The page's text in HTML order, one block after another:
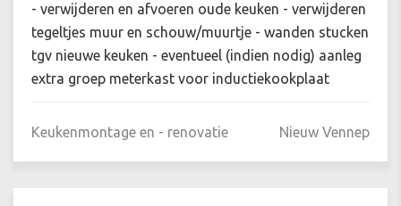
- verwijderen en afvoeren oude keuken - verwijderen
tegeltjes muur en schouw/muurtje - wanden stucken
tgv nieuwe keuken - eventueel (indien nodig) aanleg
extra groep meterkast voor inductiekookplaat
Keukenmontage en - renovatie Nieuw Vennep